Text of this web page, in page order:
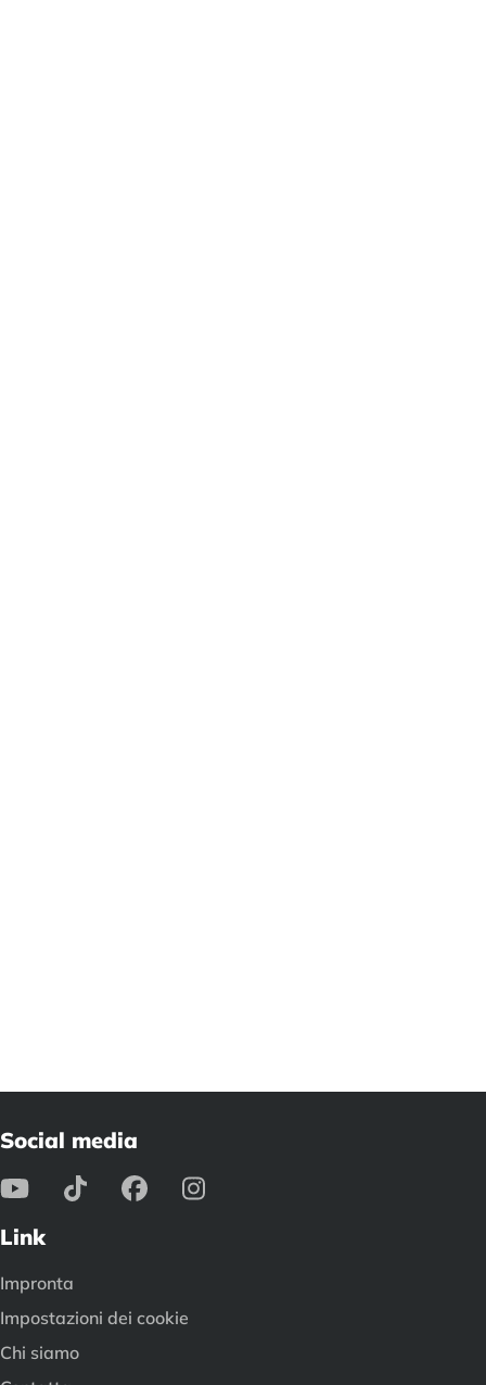
Social media
Link
Impronta
Impostazioni dei cookie
Chi siamo